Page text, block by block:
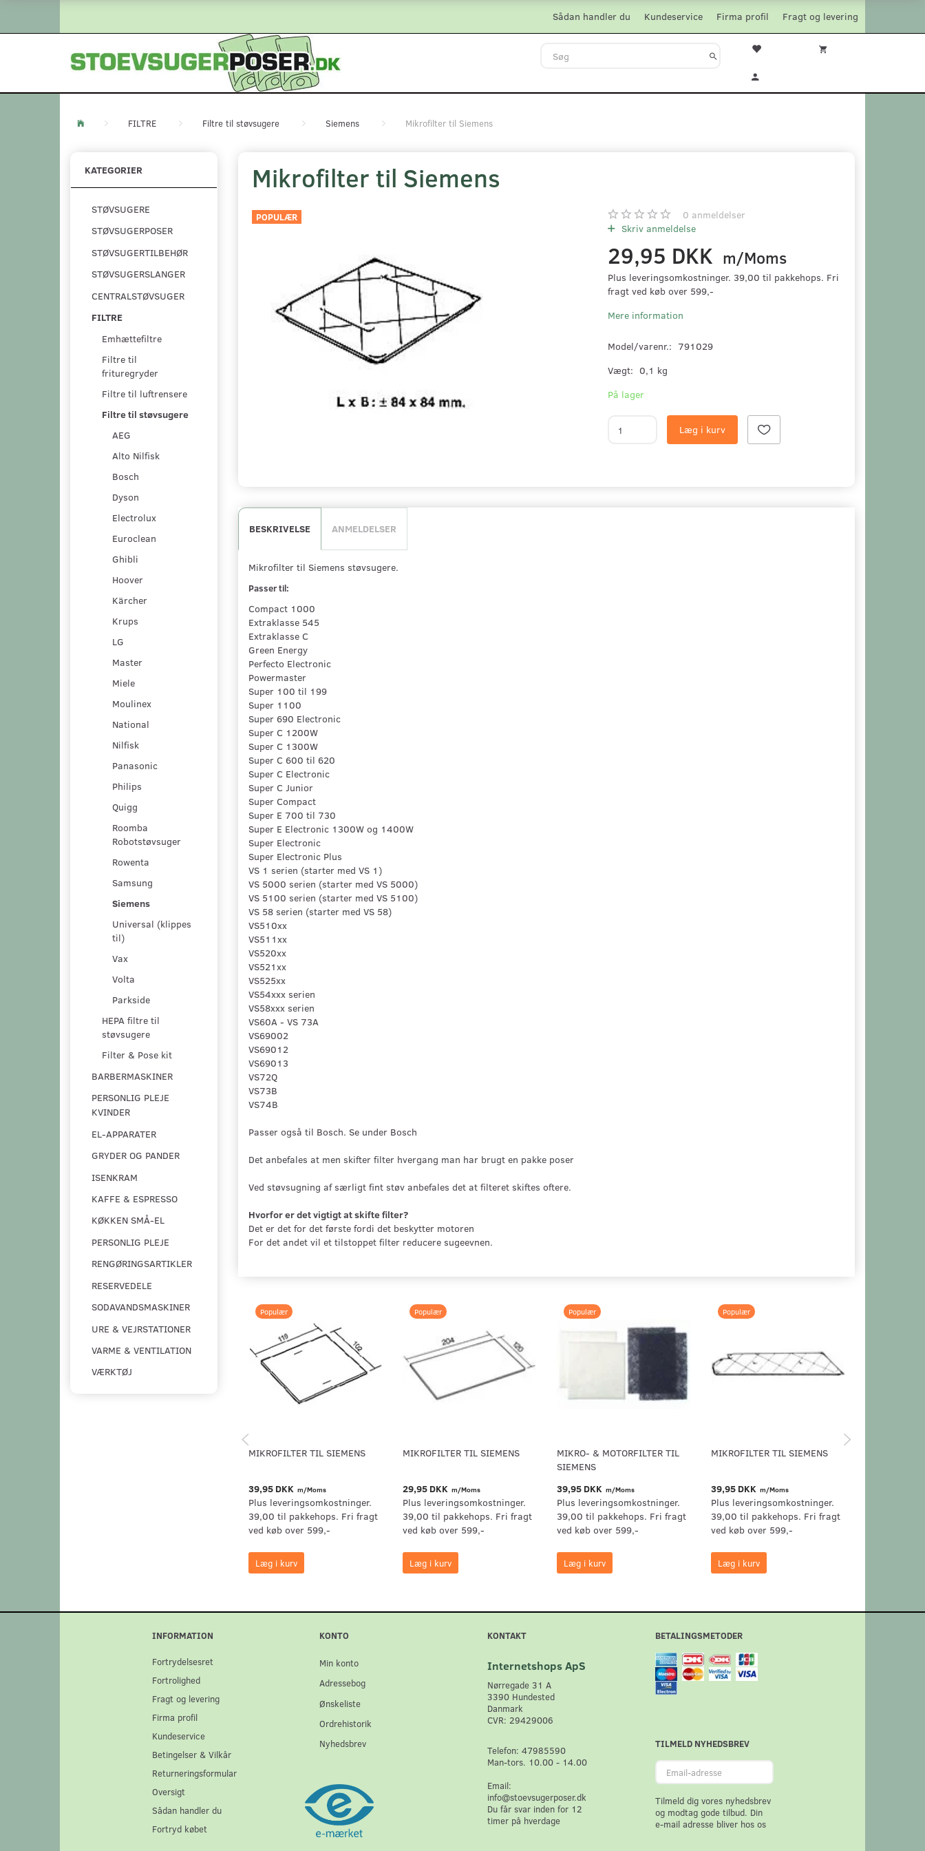
Fragt og levering
Firma profil
Kundeservice
Sådan handler du
FILTRE Filtre til støvsugere Siemens Mikrofilter til Siemens
KATEGORIER
STØVSUGERE
STØVSUGERPOSER
STØVSUGERTILBEHØR
STØVSUGERSLANGER
CENTRALSTØVSUGER
FILTRE
Emhættefiltre
Filtre til
frituregryder
Filtre til luftrensere
Filtre til støvsugere
AEG
Alto Nilfisk
Bosch
Dyson
Electrolux
Euroclean
Ghibli
Hoover
Kärcher
Krups
LG
Master
Miele
Moulinex
National
Nilfisk
Panasonic
Philips
Quigg
Roomba
Robotstøvsuger
Rowenta
Samsung
Siemens
Universal (klippes
til)
Vax
Volta
Parkside
HEPA filtre til
støvsugere
Filter & Pose kit
BARBERMASKINER
PERSONLIG PLEJE
KVINDER
EL-APPARATER
GRYDER OG PANDER
ISENKRAM
KAFFE & ESPRESSO
KØKKEN SMÅ-EL
PERSONLIG PLEJE
RENGØRINGSARTIKLER
RESERVEDELE
SODAVANDSMASKINER
URE & VEJRSTATIONER
VARME & VENTILATION
VÆRKTØJ
Mikrofilter til Siemens
POPULÆR 0 anmeldelser
Skriv anmeldelse
29,95 DKK m/Moms
Plus leveringsomkostninger. 39,00 til pakkehops. Fri
fragt ved køb over 599,-
Mere information
Model/varenr.: 791029
Vægt: 0,1 kg
På lager
Læg i kurv
BESKRIVELSE ANMELDELSER
Mikrofilter til Siemens støvsugere.
Passer til:
Compact 1000
Extraklasse 545
Extraklasse C
Green Energy
Perfecto Electronic
Powermaster
Super 100 til 199
Super 1100
Super 690 Electronic
Super C 1200W
Super C 1300W
Super C 600 til 620
Super C Electronic
Super C Junior
Super Compact
Super E 700 til 730
Super E Electronic 1300W og 1400W
Super Electronic
Super Electronic Plus
VS 1 serien (starter med VS 1)
VS 5000 serien (starter med VS 5000)
VS 5100 serien (starter med VS 5100)
VS 58 serien (starter med VS 58)
VS510xx
VS511xx
VS520xx
VS521xx
VS525xx
VS54xxx serien
VS58xxx serien
VS60A - VS 73A
VS69002
VS69012
VS69013
VS72Q
VS73B
VS74B
Passer også til Bosch. Se under Bosch
Det anbefales at men skifter filter hvergang man har brugt en pakke poser
Ved støvsugning af særligt fint støv anbefales det at filteret skiftes oftere.
Hvorfor er det vigtigt at skifte filter?
Det er det for det første fordi det beskytter motoren
For det andet vil et tilstoppet filter reducere sugeevnen.
Populær
MIKROFILTER TIL SIEMENS
39,95 DKK m/Moms
Plus leveringsomkostninger.
39,00 til pakkehops. Fri fragt
ved køb over 599,-
Læg i kurv
Populær
MIKROFILTER TIL SIEMENS
29,95 DKK m/Moms
Plus leveringsomkostninger.
39,00 til pakkehops. Fri fragt
ved køb over 599,-
Læg i kurv
Populær
MIKRO- & MOTORFILTER TIL
SIEMENS
39,95 DKK m/Moms
Plus leveringsomkostninger.
39,00 til pakkehops. Fri fragt
ved køb over 599,-
Læg i kurv
Populær
MIKROFILTER TIL SIEMENS
39,95 DKK m/Moms
Plus leveringsomkostninger.
39,00 til pakkehops. Fri fragt
ved køb over 599,-
Læg i kurv
INFORMATION
Fortrydelsesret
Fortrolighed
Fragt og levering
Firma profil
Kundeservice
Betingelser & Vilkår
Returneringsformular
Oversigt
Sådan handler du
Fortryd købet
KONTO
Min konto
Adressebog
Ønskeliste
Ordrehistorik
Nyhedsbrev
KONTAKT
Internetshops ApS
Nørregade 31 A
3390 Hundested
Danmark
CVR: 29429006
Telefon: 47985590
Man-tors. 10.00 - 14.00
Email:
info@stoevsugerposer.dk
Du får svar inden for 12
timer på hverdage
BETALINGSMETODER
TILMELD NYHEDSBREV
Email-
adresse
Tilmeld dig vores nyhedsbrev
og modtag gode tilbud. Din
e-mail adresse bliver hos os